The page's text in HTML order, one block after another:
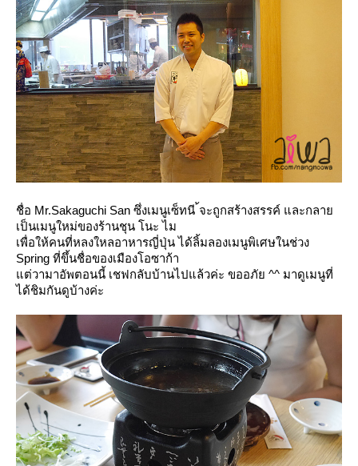
ชื่อ Mr.Sakaguchi San ซึ่งเมนูเซ็ทนี ้จะถูกสร้างสรรค์ และกลา
เป็นเมนูใหม่ของร้านชุน โนะ ไม
เพื่อให้คนที่หลงใหลอาหารญี่ปุ่น ได้ลิ้มลองเมนูพิเศษในช่วง
Spring ที่ขึ้นชื่อของเมืองโอซาก้า
ต่วามาอัพตอนนี้ เชฟกลับบ้านไปแล้วค่ะ ขออภัย ^^ มาดูเมนูที่
ได้ชิมกันดูบ้างค่ะ